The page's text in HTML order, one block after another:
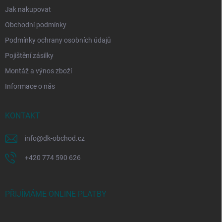
Jak nakupovat
Obchodní podmínky
Podmínky ochrany osobních údajů
Pojištění zásilky
Montáž a výnos zboží
Informace o nás
KONTAKT
info@dk-obchod.cz
+420 774 590 626
PŘIJÍMÁME ONLINE PLATBY